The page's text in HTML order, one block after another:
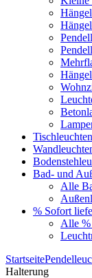
Tischleuchten
Bad- und
Alle
% Sofort
Alle
Startseite
Halterung